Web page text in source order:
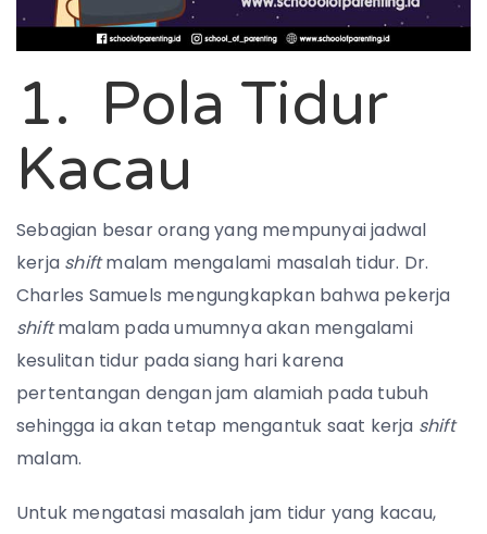
1. Pola Tidur
Kacau
Sebagian besar orang yang mempunyai jadwal
kerja shiftmalam mengalami masalah tidur. Dr.
Charles Samuels mengungkapkan bahwa pekerja
shiftmalam pada umumnya akan mengalami
kesulitan tidur pada siang hari karena
pertentangan dengan jam alamiah pada tubuh
sehingga ia akan tetap mengantuk saat kerja shift
malam.
Untuk mengatasi masalah jam tidur yang kacau,